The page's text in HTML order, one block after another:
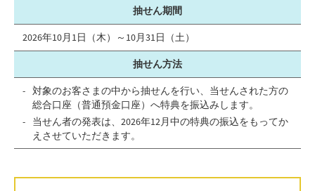
抽せん期間
2026年10月1日（木）～10月31日（土）
抽せん方法
対象のお客さまの中から抽せんを行い、当せんされた方の
総合口座（普通預金口座）へ特典を振込みします。
当せん者の発表は、2026年12月中の特典の振込をもってか
えさせていただきます。